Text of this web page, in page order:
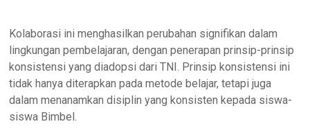
Kolaborasi ini menghasilkan perubahan signifikan dalam
lingkungan pembelajaran, dengan penerapan prinsip-prinsip
konsistensi yang diadopsi dari TNI. Prinsip konsistensi ini
tidak hanya diterapkan pada metode belajar, tetapi juga
dalam menanamkan disiplin yang konsisten kepada siswa-
siswa Bimbel.